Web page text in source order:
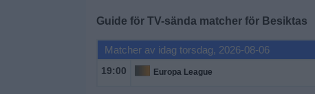
Guide för TV-sända matcher för Besiktas
Matcher av idag torsdag, 2026-08-06
19:00 Europa League